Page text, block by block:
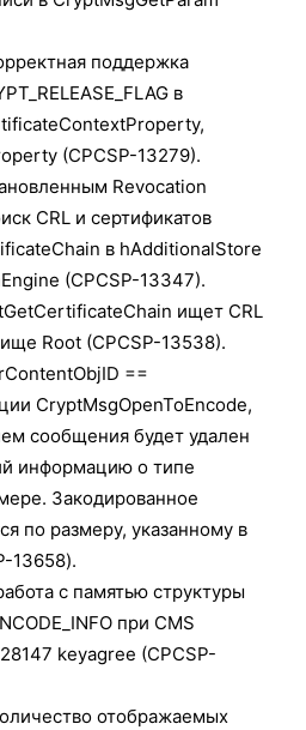
поддержка
в
(CPCSP-13279).
Revocation
CRL и сертификатов
в hAdditionalStore
(CPCSP-13347).
ищет CRL
Root (CPCSP-13538).
==
CryptMsgOpenToEncode,
сообщения будет удален
информацию о типе
Закодированное
по размеру, указанному в
13658).
с памятью структуры
при CMS
keyagree (CPCSP-
отображаемых